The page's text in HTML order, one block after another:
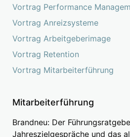
Vortrag Performance
Vortrag Anreizsysteme
Vortrag Arbeitgeberimage
Vortrag Retention
Vortrag Mitarbeiterführung
Mitarbeiterführung
Brandneu: Der
Jahreszielgespräche und das